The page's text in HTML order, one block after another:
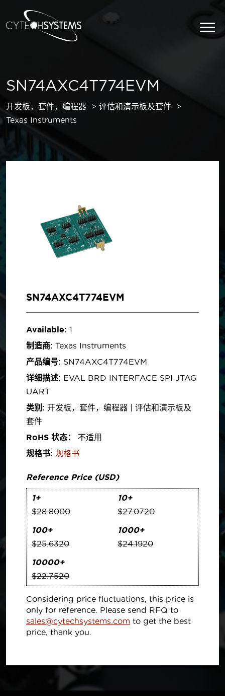
SN74AXC4T774EVM
开发板，套件，编程器
评估和演示板及套件
Texas Instruments
SN74AXC4T774EVM
Available: 1
制造商: Texas Instruments
产品编号: SN74AXC4T774EVM
详细描述: EVAL BRD INTERFACE SPI JTAG
UART
类别: 开发板，套件，编程器 | 评估和演示板及
套件
RoHS 状态：
不适用
规格书: 规格书
Reference Price (USD)
1+
$28.8000
10+
$27.0720
100+
$25.6320
1000+
$24.1920
10000+
$22.7520
Considering price fluctuations, this price is
only for reference. Please send RFQ to
sales@cytechsystems.com to get the best
price, thank you.